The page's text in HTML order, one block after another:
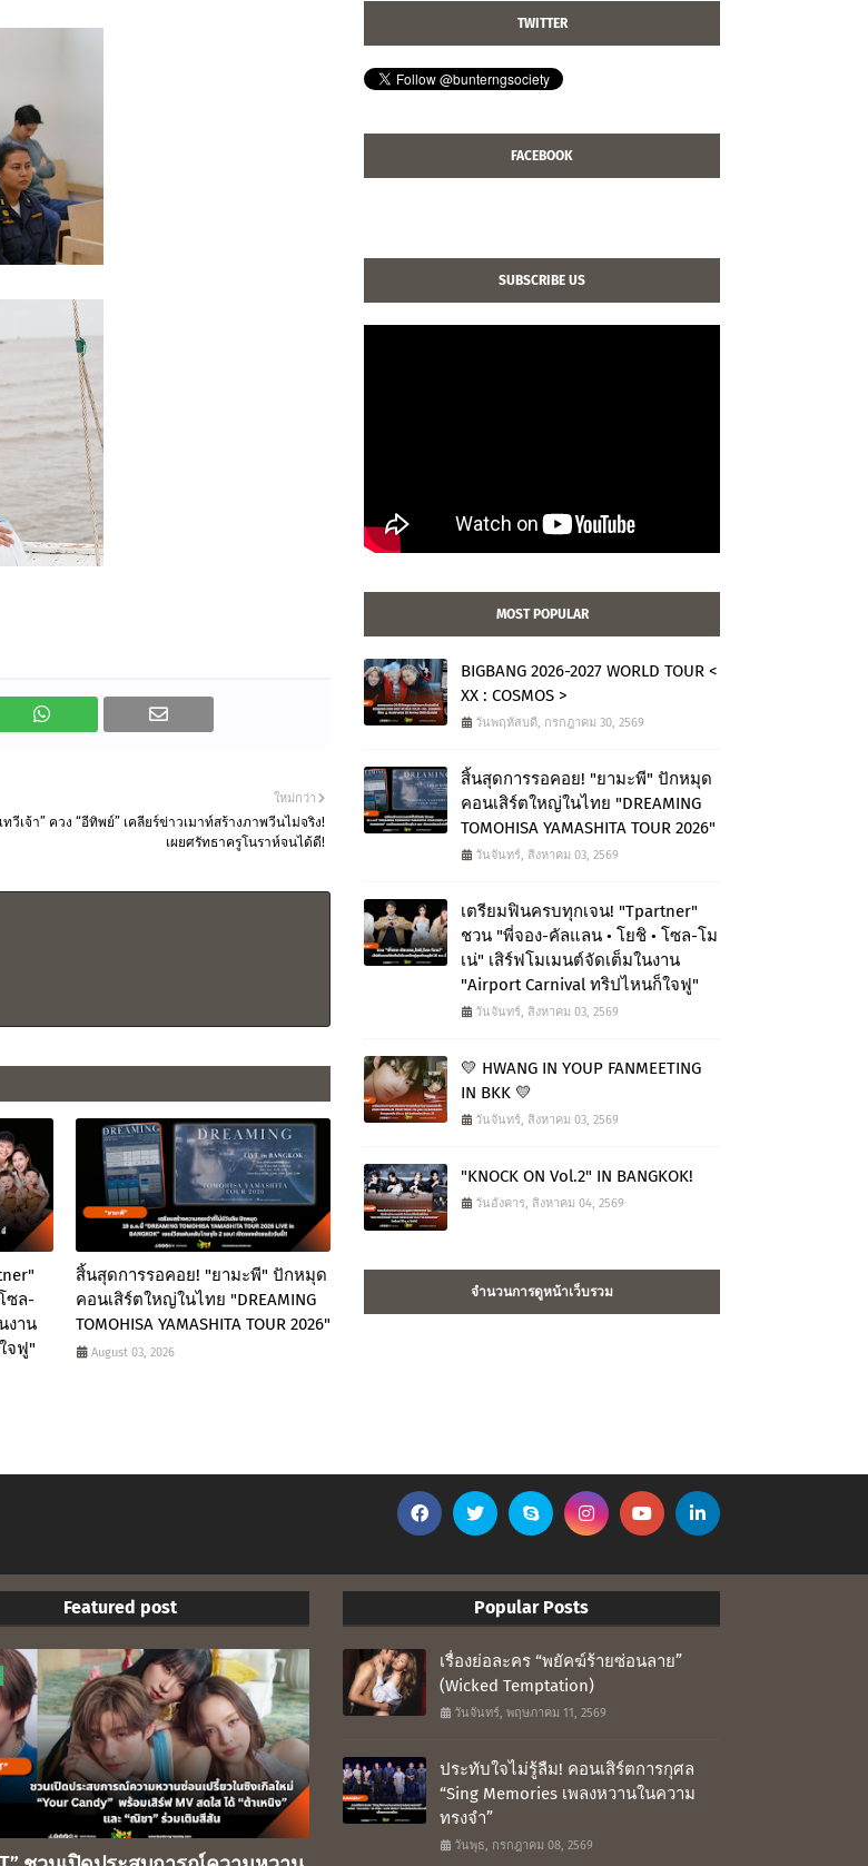
ใหม่กว่า
ทวีเจ้า” ควง “อีทิพย์” เคลียร์ข่าวเมาท์สร้างภาพวีนไม่จริง!
เผยศรัทธาครูโนราห์จนได้ดี!
ซล-
งาน
จฟู"
สิ้นสุดการรอคอย! "ยามะพี" ปักหมุด
คอนเสิร์ตใหญ่ในไทย "DREAMING
TOMOHISA YAMASHITA TOUR 2026"
August 03, 2026
TWITTER
FACEBOOK
SUBSCRIBE US
MOST POPULAR
BIGBANG 2026-2027 WORLD TOUR <
XX : COSMOS >
วันพฤหัสบดี, กรกฎาคม 30, 2569
สิ้นสุดการรอคอย! "ยามะพี" ปักหมุด
คอนเสิร์ตใหญ่ในไทย "DREAMING
TOMOHISA YAMASHITA TOUR 2026"
วันจันทร์, สิงหาคม 03, 2569
เตรียมฟินครบทุกเจน! "Tpartner"
ชวน "พี่จอง-คัลแลน • โยชิ • โซล-โม
เน่" เสิร์ฟโมเมนต์จัดเต็มในงาน
"Airport Carnival ทริปไหนก็ใจฟู"
วันจันทร์, สิงหาคม 03, 2569
💛 HWANG IN YOUP FANMEETING
IN BKK 💛
วันจันทร์, สิงหาคม 03, 2569
"KNOCK ON Vol.2" IN BANGKOK!
วันอังคาร, สิงหาคม 04, 2569
จำนวนการดูหน้าเว็บรวม
Featured post Popular Posts
เรื่องย่อละคร “พยัคฆ์ร้ายซ่อนลาย”
(Wicked Temptation)
วันจันทร์, พฤษภาคม 11, 2569
ประทับใจไม่รู้ลืม! คอนเสิร์ตการกุศล
“Sing Memories เพลงหวานในความ
ทรงจำ”
วันพุธ, กรกฎาคม 08, 2569